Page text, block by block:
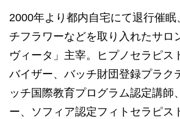
2000年より都内自宅にて退行催眠
チフラワーなどを取り入れたサロ
ヴィータ」主宰。ヒプノセラピス
バイザー、バッチ財団登録プラク
ッチ国際教育プログラム認定講師
ー、ソフィア認定フィトセラピス